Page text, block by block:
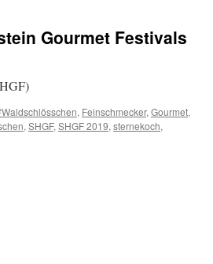
Gourmet Festivals
, Feinschmecker, Gourmet,
, SHGF, SHGF 2019, sternekoch,